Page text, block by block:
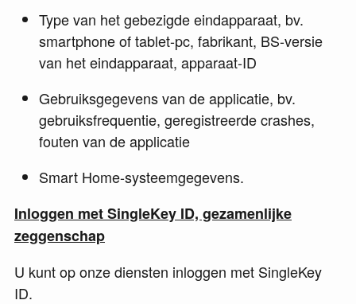
Type van het gebezigde eindapparaat, bv.
smartphone of tablet-pc, fabrikant, BS-versie
van het eindapparaat, apparaat-ID
Gebruiksgegevens van de applicatie, bv.
gebruiksfrequentie, geregistreerde crashes,
fouten van de applicatie
Smart Home-systeemgegevens.
Inloggen met SingleKey ID, gezamenlijke
zeggenschap
U kunt op onze diensten inloggen met SingleKey
ID.